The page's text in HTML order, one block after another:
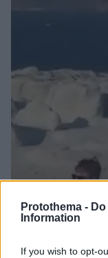
Protothema -
Information
If you wish to opt-
09.08.2026, 14:15